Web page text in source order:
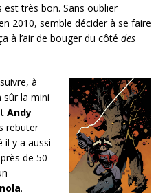
est très bon. Sans oublier
2010, semble décider à se faire
à l’air de bouger du côté des
à
sûr la mini
Andy
rebuter
il y a aussi
de 50
.